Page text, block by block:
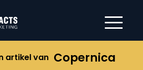
artikel van Copernica